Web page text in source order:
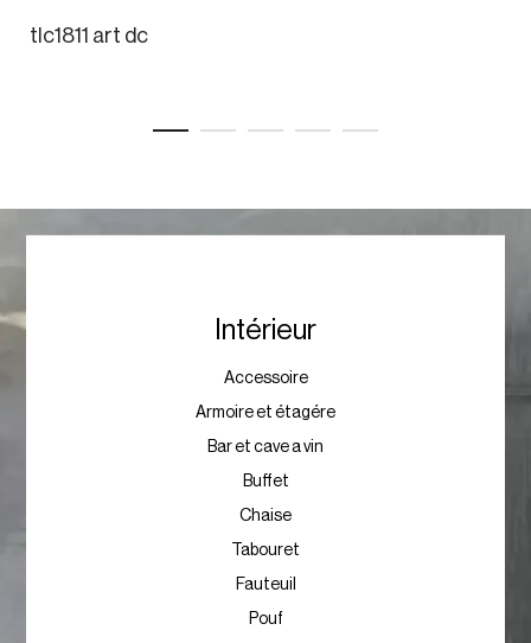
tlc1811 art dc
Intérieur
Accessoire
Armoire et étagére
Bar et cave a vin
Buffet
Chaise
Tabouret
Fauteuil
Pouf